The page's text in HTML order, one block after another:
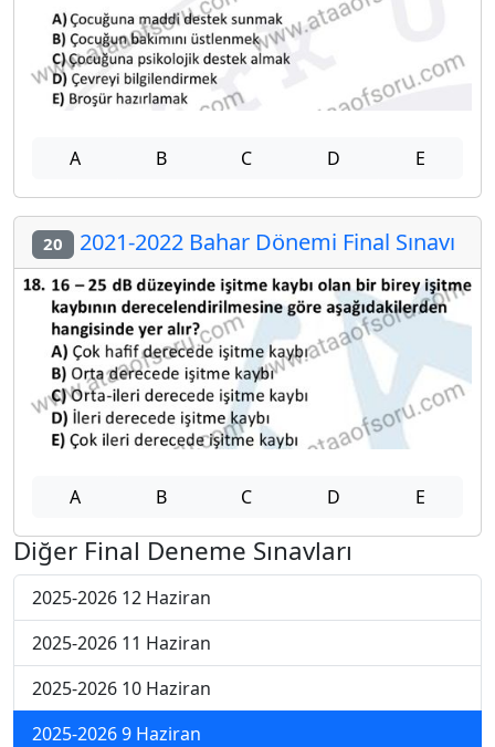
A B C D E
20 2021-2022 Bahar Dönemi Final Sınavı
A B C D E
Diğer Final Deneme Sınavları
2025-2026 12 Haziran
2025-2026 11 Haziran
2025-2026 10 Haziran
2025-2026 9 Haziran